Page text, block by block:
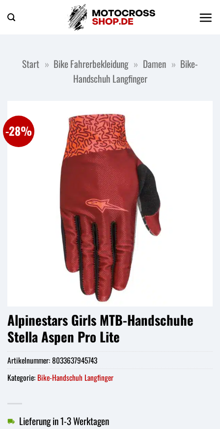
Inhalt
Start » Bike Fahrerbekleidung » Damen » Bike-
Handschuh Langfinger
-28%
Alpinestars Girls MTB-Handschuhe
Stella Aspen Pro Lite
Lieferung in 1-3 Werktagen
Artikelnummer:8033637945743
Kategorie: Bike-Handschuh Langfinger